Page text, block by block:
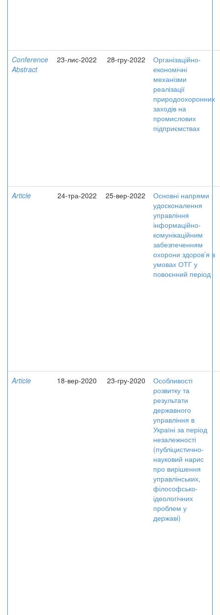
Conference
Abstract
23-лис-2022 28-гру-2022
Організаційно-
економічні
механізми
реалізації
природоохоронних
заходів на
промислових
підприємствах
Article 24-тра-2022 25-вер-2022
Основні напрями
удосконалення
управління
інформаційно-
комунікаційним
забезпеченням
охорони здоров’я в
умовах ОТГ у
повоєнний період
Article 18-вер-2020 23-гру-2020
Особливості
розвитку та
результати
державного
управління в
Україні за період
незалежності
(публіцистично-
науковий нарис
про вирішення
управлінських,
філософсько-
ідеологічних
проблем у
державі)